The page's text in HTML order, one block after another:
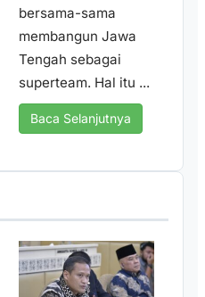
bersama-sama
membangun Jawa
Tengah sebagai
superteam. Hal itu ...
Baca Selanjutnya